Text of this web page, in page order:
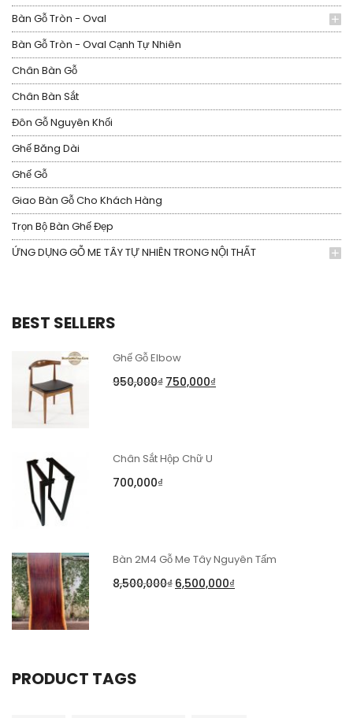
Bàn Gỗ Tròn - Oval
Bàn Gỗ Tròn - Oval Cạnh Tự Nhiên
Chân Bàn Gỗ
Chân Bàn Sắt
Đôn Gỗ Nguyên Khối
Ghế Băng Dài
Ghế Gỗ
Giao Bàn Gỗ Cho Khách Hàng
Trọn Bộ Bàn Ghế Đẹp
ỨNG DỤNG GỖ ME TÂY TỰ NHIÊN TRONG NỘI THẤT
BEST SELLERS
Ghế Gỗ Elbow
950,000₫ 750,000₫
Chân Sắt Hộp Chữ U
700,000₫
Bàn 2M4 Gỗ Me Tây Nguyên Tấm
8,500,000₫ 6,500,000₫
PRODUCT TAGS